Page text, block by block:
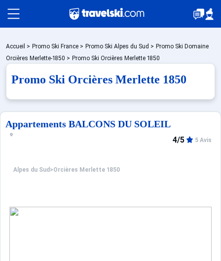
Packages
Stations
Accueil > Promo Ski France > Promo Ski Alpes du Sud > Promo Ski Domaine
Orcières Merlette-1850 > Promo Ski Orcières Merlette 1850
Promo Ski Orcières Merlette 1850
Appartements BALCONS DU SOLEIL
Alpes du Sud >Orcières Merlette 1850
4/5 5 Avis